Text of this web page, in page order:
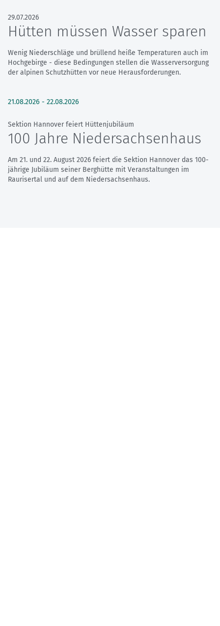
29.07.2026
Hütten müssen Wasser sparen
Wenig Niederschläge und brüllend heiße Temperaturen auch im
Hochgebirge - diese Bedingungen stellen die Wasserversorgung
der alpinen Schutzhütten vor neue Herausforderungen.
21.08.2026 - 22.08.2026
Sektion Hannover feiert Hüttenjubiläum
100 Jahre Niedersachsenhaus
Am 21. und 22. August 2026 feiert die Sektion Hannover das 100-
jährige Jubiläum seiner Berghütte mit Veranstaltungen im
Raurisertal und auf dem Niedersachsenhaus.